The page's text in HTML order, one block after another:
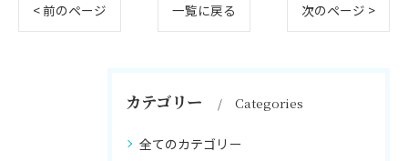
< 前のページ 一覧に戻る 次のページ >
カテゴリー Categories
全てのカテゴリー